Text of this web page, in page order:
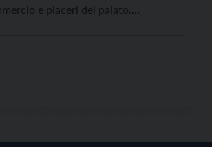
e piaceri del palato.